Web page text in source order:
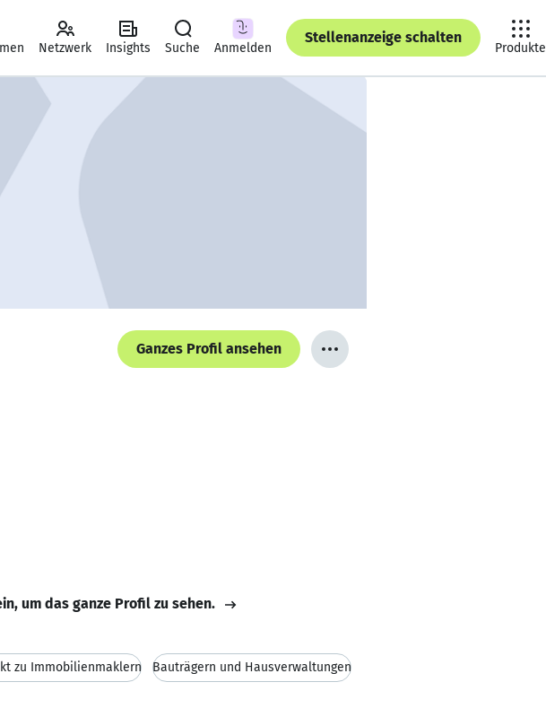
Netzwerk Insights Suche Anmelden
Stellenanzeige schalten
Produkte
Ganzes Profil ansehen
um das ganze Profil zu sehen.
zu Immobilienmaklern Bauträgern und Hausverwaltungen